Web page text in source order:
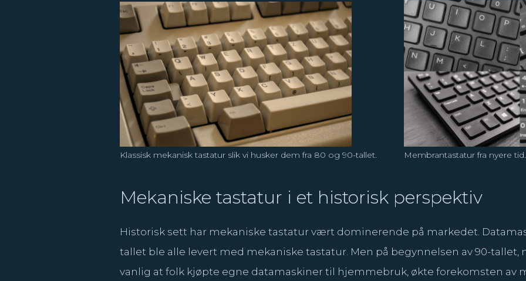
Klassisk mekanisk tastatur slik vi husker dem fra 80 og 90-tallet. Membrantastatur fra nyere tid.
Mekaniske tastatur i et historisk perspektiv
Historisk sett har mekaniske tastatur vært dominerende på markedet.
tallet ble alle levert med mekaniske tastatur. Men på begynnelsen av 90-tallet,
vanlig at folk kjøpte egne datamaskiner til hjemmebruk, økte forekomsten av